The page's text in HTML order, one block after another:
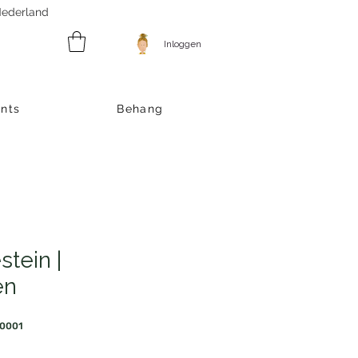
Inloggen
Behang
|